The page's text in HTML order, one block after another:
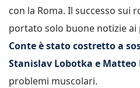
con la Roma. Il successo sui
portato solo buone notizie ai
Conte è stato costretto a
Stanislav Lobotka e
problemi muscolari.